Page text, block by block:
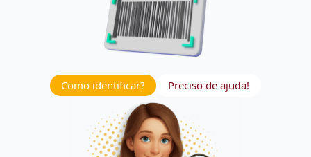
Como identificar? Preciso de ajuda!